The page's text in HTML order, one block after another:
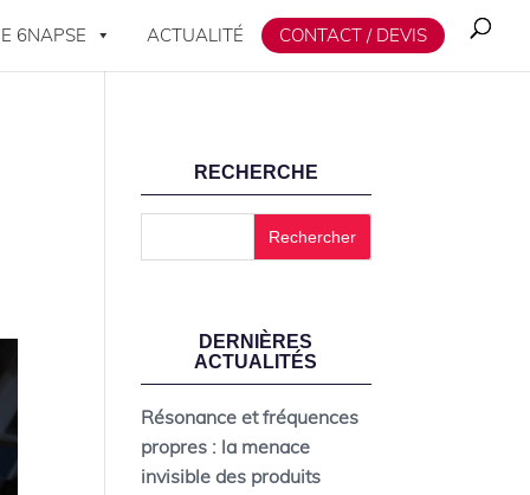
6NAPSE ACTUALITÉ CONTACT / DEVIS
RECHERCHE
DERNIÈRES
ACTUALITÉS
Résonance et fréquences
propres : la menace
invisible des produits